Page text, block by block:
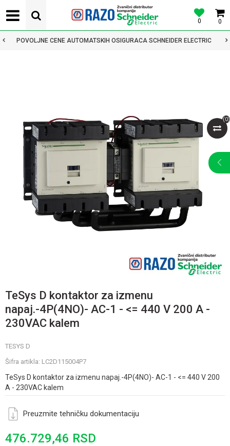
0
0
POVOLJNE CENE AUTOMATSKIH OSIGURACA SCHNEIDER ELECTRIC
(0)
TeSys D kontaktor za izmenu
napaj.-4P(4NO)- AC-1 - <= 440 V 200 A -
230VAC kalem
TESYS D
Šifra artikla: LC2D115004P7
TeSys D kontaktor za izmenu napaj.-4P(4NO)- AC-1 - <= 440 V 200
A - 230VAC kalem
Preuzmite tehničku dokumentaciju
476.729,46 RSD